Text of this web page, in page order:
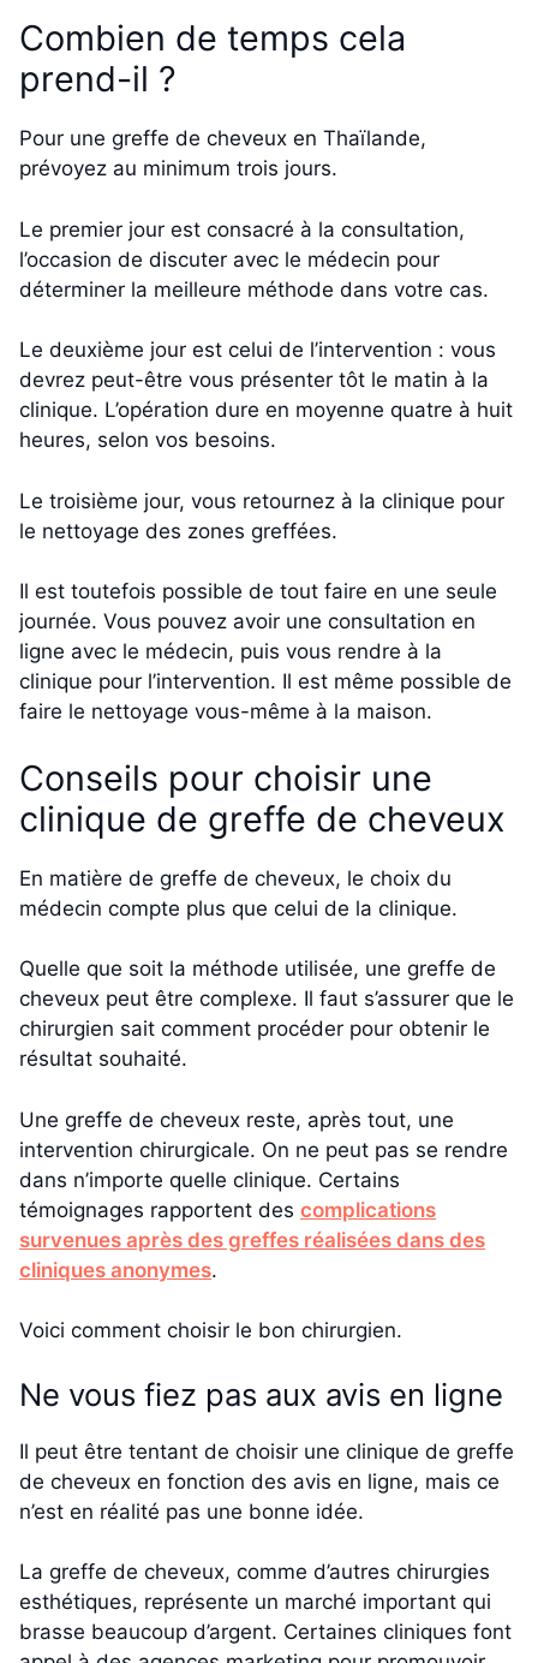
Combien de temps cela
prend-il ?
Pour une greffe de cheveux en Thaïlande,
prévoyez au minimum trois jours.
Le premier jour est consacré à la consultation,
l’occasion de discuter avec le médecin pour
déterminer la meilleure méthode dans votre cas.
Le deuxième jour est celui de l’intervention : vous
devrez peut-être vous présenter tôt le matin à la
clinique. L’opération dure en moyenne quatre à huit
heures, selon vos besoins.
Le troisième jour, vous retournez à la clinique pour
le nettoyage des zones greffées.
Il est toutefois possible de tout faire en une seule
journée. Vous pouvez avoir une consultation en
ligne avec le médecin, puis vous rendre à la
clinique pour l’intervention. Il est même possible de
faire le nettoyage vous-même à la maison.
Conseils pour choisir une
clinique de greffe de cheveux
En matière de greffe de cheveux, le choix du
médecin compte plus que celui de la clinique.
Quelle que soit la méthode utilisée, une greffe de
cheveux peut être complexe. Il faut s’assurer que le
chirurgien sait comment procéder pour obtenir le
résultat souhaité.
Une greffe de cheveux reste, après tout, une
intervention chirurgicale. On ne peut pas se rendre
dans n’importe quelle clinique. Certains
témoignages rapportent des complications
survenues après des greffes réalisées dans des
cliniques anonymes.
Voici comment choisir le bon chirurgien.
Ne vous fiez pas aux avis en ligne
Il peut être tentant de choisir une clinique de greffe
de cheveux en fonction des avis en ligne, mais ce
n’est en réalité pas une bonne idée.
La greffe de cheveux, comme d’autres chirurgies
esthétiques, représente un marché important qui
brasse beaucoup d’argent. Certaines cliniques font